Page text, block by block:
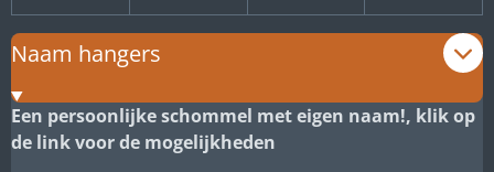
Naam hangers
Een persoonlijke schommel met eigen naam!, klik op
de link voor de mogelijkheden